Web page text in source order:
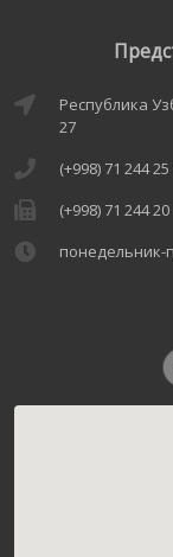
Республика
27
(+998) 71 244
(+998) 71 244
понедельник-